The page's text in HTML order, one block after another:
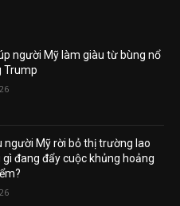
người Mỹ làm giàu từ bùng nổ
Trump
người Mỹ rời bỏ thị trường lao
gì đang đẩy cuộc khủng hoảng